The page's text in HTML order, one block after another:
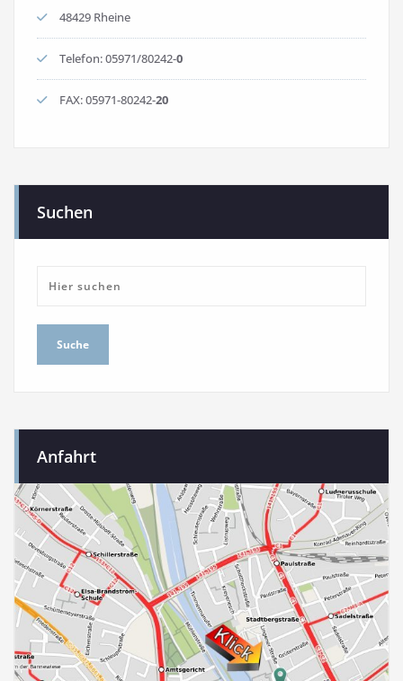
48429 Rheine
Telefon:05971/80242-0
FAX: 05971-80242-20
Suchen
Anfahrt